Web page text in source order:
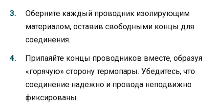
Оберните каждый проводник изолирующим
материалом, оставив свободными концы для
соединения.
Припаяйте концы проводников вместе, образуя
«горячую» сторону термопары. Убедитесь, что
соединение надежно и провода неподвижно
фиксированы.